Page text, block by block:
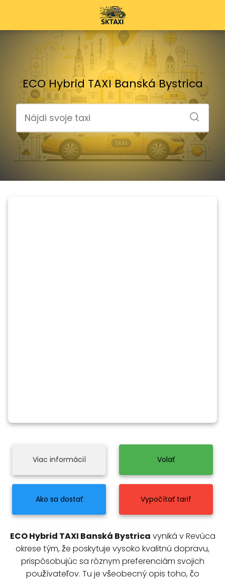
ECO Hybrid TAXI Banská Bystrica
Viac informácií Volať
Ako sa dostať Vypočítať tarif
ECO Hybrid TAXI Banská Bystrica vyniká v Revúca
okrese tým, že poskytuje vysoko kvalitnú dopravu,
prispôsobujúc sa rôznym preferenciám svojich
používateľov. Tu je všeobecný opis toho, čo